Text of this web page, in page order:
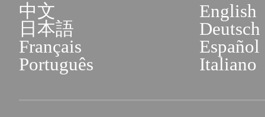
中文
English
日本語
Deutsch
Français
Español
Português
Italiano